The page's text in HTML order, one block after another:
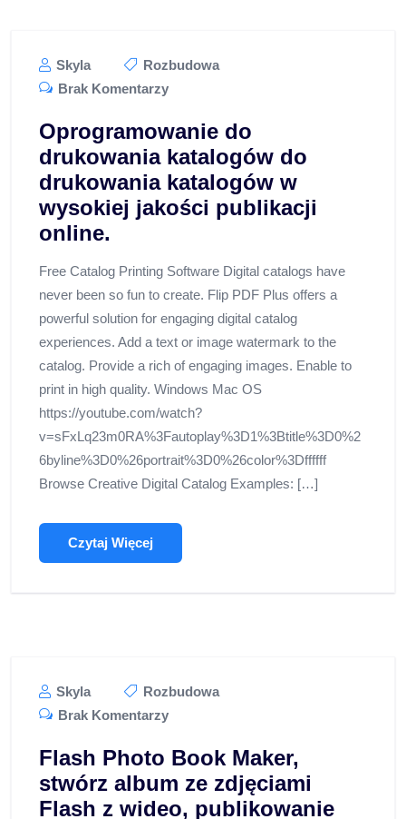
Skyla
Rozbudowa
Brak Komentarzy
Oprogramowanie do
drukowania katalogów do
drukowania katalogów w
wysokiej jakości publikacji
online.
Free Catalog Printing Software Digital catalogs have
never been so fun to create. Flip PDF Plus offers a
powerful solution for engaging digital catalog
experiences. Add a text or image watermark to the
catalog. Provide a rich of engaging images. Enable to
print in high quality. Windows Mac OS
https://youtube.com/watch?
v=sFxLq23m0RA%3Fautoplay%3D1%3Btitle%3D0%2
6byline%3D0%26portrait%3D0%26color%3Dffffff
Browse Creative Digital Catalog Examples: […]
Czytaj Więcej
Skyla
Rozbudowa
Brak Komentarzy
Flash Photo Book Maker,
stwórz album ze zdjęciami
Flash z wideo, publikowanie